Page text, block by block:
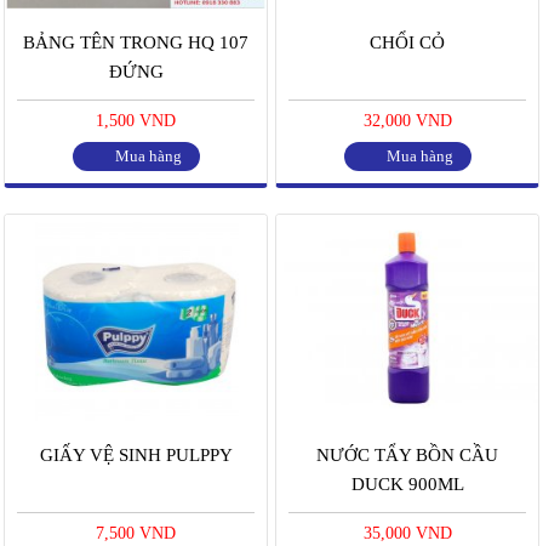
BẢNG TÊN TRONG HQ 107
ĐỨNG
1,500 VND
Mua hàng
CHỔI CỎ
32,000 VND
Mua hàng
GIẤY VỆ SINH PULPPY
7,500 VND
NƯỚC TẨY BỒN CẦU
DUCK 900ML
35,000 VND